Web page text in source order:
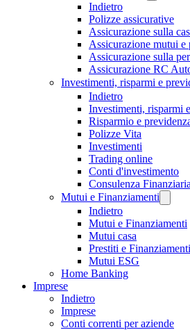
Indietro
Polizze assicurative
Assicurazione sulla
Assicurazione mutui e
Assicurazione sulla
Assicurazione RC
Investimenti, risparmi e
Indietro
Investimenti, risparmi
Risparmio e
Polizze Vita
Investimenti
Trading online
Conti d'investimento
Consulenza Finanziaria
Mutui e Finanziamenti
Indietro
Mutui e Finanziamenti
Mutui casa
Prestiti e Finanziamenti
Mutui ESG
Home Banking
Imprese
Indietro
Imprese
Conti correnti per aziende